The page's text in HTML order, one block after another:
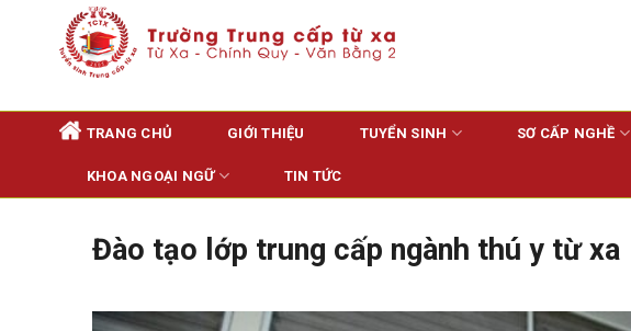
TRANG CHỦ GIỚI THIỆU TUYỂN SINH SƠ CẤP NGHỀ
KHOA NGOẠI NGỮ TIN TỨC
Đào tạo lớp trung cấp ngành thú y từ xa